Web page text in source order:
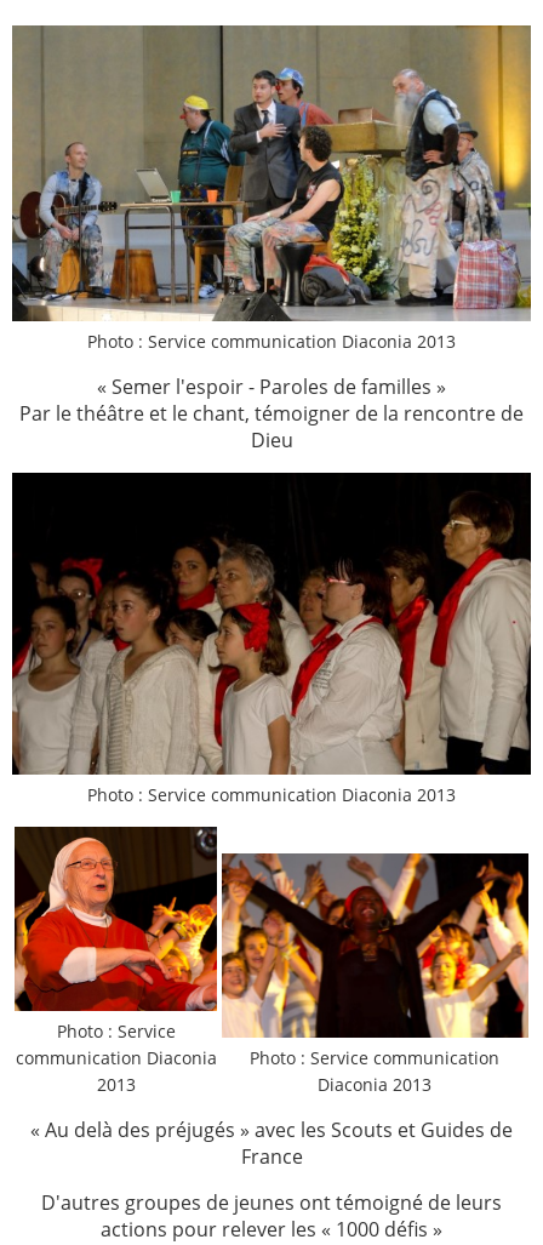
Photo : Service communication Diaconia 2013
« Semer l'espoir - Paroles de familles »
Par le théâtre et le chant, témoigner de la rencontre de
Dieu
Photo : Service communication Diaconia 2013
Photo : Service
communication Diaconia
2013
Photo : Service communication
Diaconia 2013
« Au delà des préjugés » avec les Scouts et Guides de
France
D'autres groupes de jeunes ont témoigné de leurs
actions pour relever les « 1000 défis »